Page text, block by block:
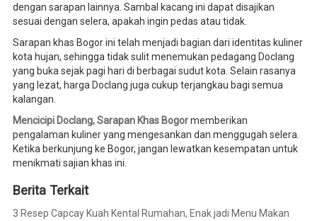
dengan sarapan lainnya. Sambal kacang ini dapat disajikan
sesuai dengan selera, apakah ingin pedas atau tidak.
Sarapan khas Bogor ini telah menjadi bagian dari identitas kuliner
kota hujan, sehingga tidak sulit menemukan pedagang Doclang
yang buka sejak pagi hari di berbagai sudut kota. Selain rasanya
yang lezat, harga Doclang juga cukup terjangkau bagi semua
kalangan.
Mencicipi Doclang, Sarapan Khas Bogormemberikan
pengalaman kuliner yang mengesankan dan menggugah selera.
Ketika berkunjung ke Bogor, jangan lewatkan kesempatan untuk
menikmati sajian khas ini.
Berita Terkait
3 Resep Capcay Kuah Kental Rumahan, Enak jadi Menu Makan